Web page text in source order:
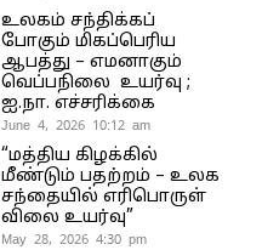
உலகம் சந்திக்கப்
போகும் மிகப்பெரிய
ஆபத்து – எமனாகும்
வெப்பநிலை உயர்வு ;
ஐ.நா. எச்சரிக்கை
June 4, 2026 10:12 am
“மத்திய கிழக்கில்
மீண்டும் பதற்றம் – உலக
சந்தையில் எரிபொருள்
விலை உயர்வு”
May 28, 2026 4:30 pm